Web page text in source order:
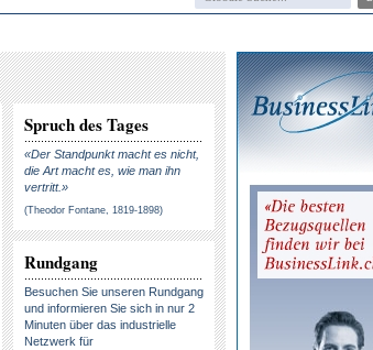
Spruch des Tages
«Der Standpunkt macht es nicht,
die Art macht es, wie man ihn
vertritt.»
(Theodor Fontane, 1819-1898)
Rundgang
Besuchen Sie unseren Rundgang
und informieren Sie sich in nur 2
Minuten über das industrielle
Netzwerk für